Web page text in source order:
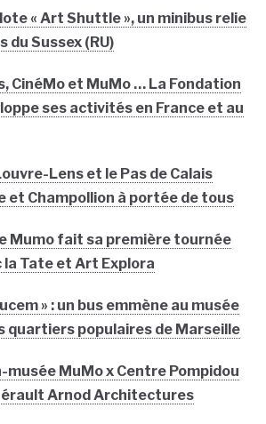
« Art Shuttle », un minibus relie
du Sussex (RU)
CinéMo et MuMo … La Fondation
ses activités en France et au
Lens et le Pas de Calais
et Champollion à portée de tous
Mumo fait sa première tournée
la Tate et Art Explora
» : un bus emmène au musée
quartiers populaires de Marseille
MuMo x Centre Pompidou
Arnod Architectures